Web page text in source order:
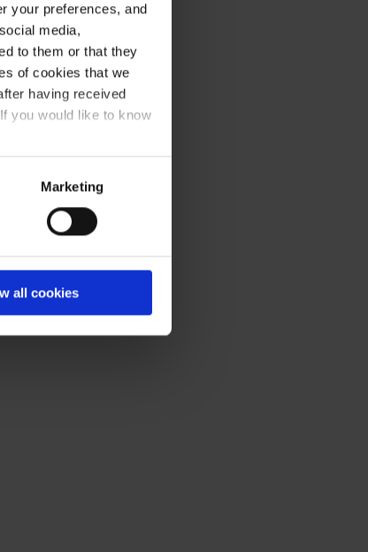
your preferences, and
media,
to them or that they
of cookies that we
having received
you would like to know
Marketing
all cookies